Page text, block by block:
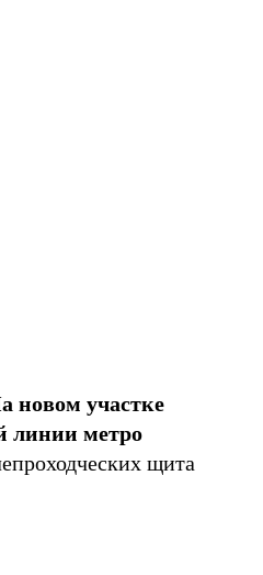
новом участке
линии метро
щита